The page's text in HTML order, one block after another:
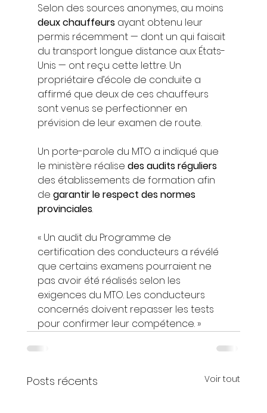
Selon des sources anonymes, au moins
deux chauffeurs ayant obtenu leur
permis récemment — dont un qui faisait
du transport longue distance aux États-
Unis — ont reçu cette lettre. Un
propriétaire d’école de conduite a
affirmé que deux de ces chauffeurs
sont venus se perfectionner en
prévision de leur examen de route.
Un porte-parole du MTO a indiqué que
le ministère réalise des audits réguliers
des établissements de formation afin
de garantir le respect des normes
provinciales.
« Un audit du Programme de
certification des conducteurs a révélé
que certains examens pourraient ne
pas avoir été réalisés selon les
exigences du MTO. Les conducteurs
concernés doivent repasser les tests
pour confirmer leur compétence. »
Posts récents Voir tout